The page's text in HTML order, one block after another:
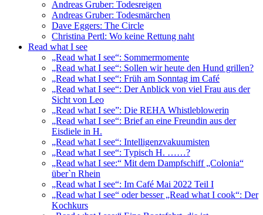
Andreas Gruber: Todesreigen
Andreas Gruber: Todesmärchen
Dave Eggers: The Circle
Christina Pertl: Wo keine Rettung naht
Read what I see
„Read what I see“: Sommermomente
„Read what I see“: Sollen wir heute den Hund grillen?
„Read what I see“: Früh am Sonntag im Café
„Read what I see“: Der Anblick von viel Frau aus der
Sicht von Leo
„Read what I see”: Die REHA Whistleblowerin
„Read what I see“: Brief an eine Freundin aus der
Eisdiele in H.
„Read what I see“: Intelligenzvakuumisten
„Read what I see“: Typisch H. ……?
„Read what I see:“ Mit dem Dampfschiff „Colonia“
über`n Rhein
„Read what I see“: Im Café Mai 2022 Teil I
„Read what I see“ oder besser „Read what I cook“: Der
Kochkurs